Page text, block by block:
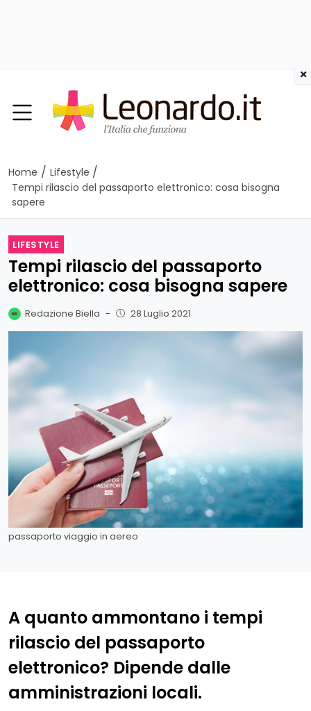
Home / Lifestyle /
Tempi rilascio del passaporto elettronico: cosa bisogna
sapere
LIFESTYLE
Tempi rilascio del passaporto
elettronico: cosa bisogna sapere
Redazione Biella - 28 Luglio 2021
passaporto viaggio in aereo
A quanto ammontano i tempi
rilascio del passaporto
elettronico? Dipende dalle
amministrazioni locali.
×